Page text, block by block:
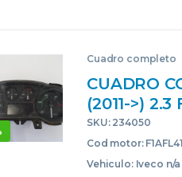
Cuadro completo
CUADRO
(2011->)
[2,3 LTR. –
#PROV#
BLANCO
SKU: 234050
Cod motor:
Vehiculo: Iveco n/a